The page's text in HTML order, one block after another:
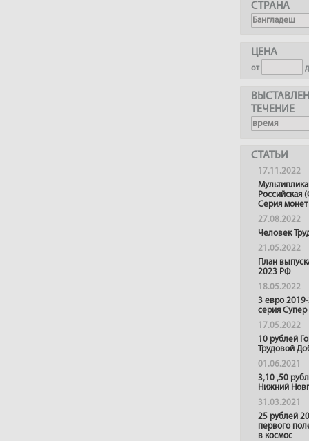
СТРАНА
ЦЕНА
от
ТЕЧЕНИЕ
СТАТЬИ
17.11.2022
Российская
Серия монет
27.08.2022
Человек
21.05.2022
План
2023 РФ
18.05.2022
3 евро
серия
17.05.2022
10 рублей
Трудовой
01.06.2021
3,10 ,50
Нижний
31.03.2021
25 рублей
первого
в космос